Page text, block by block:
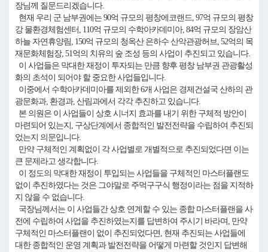
장님께 질문드리겠습니다.
현재 우리 군 남부권에는 90억 규모의 평창에코랜드, 97억 규모의 평창
강 물환경체험센터, 110억 규모의 수학아카데미아, 84억 규모의 장암산
하늘 자연휴양림, 150억 규모의 청옥산 은하수 산악관광허브, 52억의 목
재문화체험장, 51억의 치유의 숲 조성 등의 사업이 추진되고 있습니다.
이 사업들은 막대한 재정이 투자되는 만큼 향후 평창 남부권 관광활성
화의 초석이 되어야 할 중요한 사업들입니다.
이중에서 수학아카데미아를 제외한 6개 사업은 경제건설국 산하의 관
광문화과, 환경과, 산림과에서 각각 추진하고 있습니다.
본 의원은 이 사업들이 상호 시너지 효과를 내기 위한 구체적 방안이
마련되어 있는지, 구상단계에서 종합적인 발전전략을 수립하여 추진되
었는지 의문입니다.
만약 구체적인 계획없이 각 사업별로 개별적으로 추진되었다면 이는
큰 문제라고 생각합니다.
이 정도의 막대한 재정이 투입되는 사업들을 구체적인 마스터플랜도
없이 추진하였다는 것은 그야말로 주먹구구식 행정이라는 점을 지적하
지 않을 수 없습니다.
국장님께서는 이 사업들간 상호 연계할 수 있는 종합 마스터플랜을 사
전에 수립하여 사업을 추진하였는지를 답변하여 주시기 바라며, 만약
구체적인 마스터플랜이 없이 추진되었다면, 현재 추진되는 사업들에
대한 종합적인 운영 계획과 발전전략을 어떻게 마련할 것인지 답변해